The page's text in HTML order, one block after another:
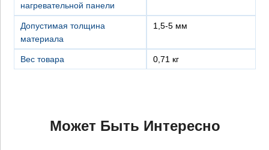
нагревательной панели
Допустимая толщина
материала
1,5-5 мм
Вес товара 0,71 кг
Может Быть Интересно